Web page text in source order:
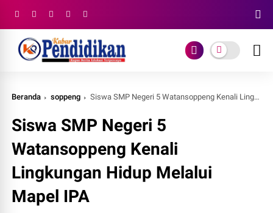
Beranda soppeng Siswa SMP Negeri 5 Watansoppeng Kenali Lingkungan Hidup Melalui Mapel IPA
Siswa SMP Negeri 5
Watansoppeng Kenali
Lingkungan Hidup Melalui
Mapel IPA